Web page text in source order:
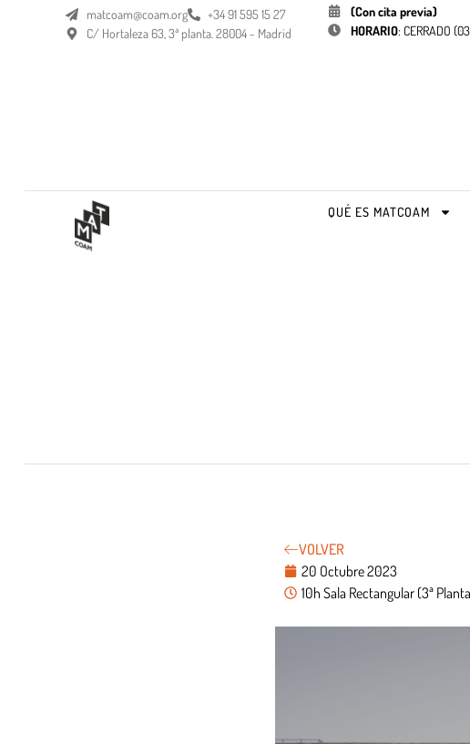
matcoam@coam.org
+34 91 595 15 27
C/ Hortaleza 63, 3ª planta. 28004 - Madrid
(Con cita previa)
HORARIO: CERRADO (
QUÉ ES MATCOAM
VOLVER
20 Octubre 2023
10h Sala Rectangular (3ª